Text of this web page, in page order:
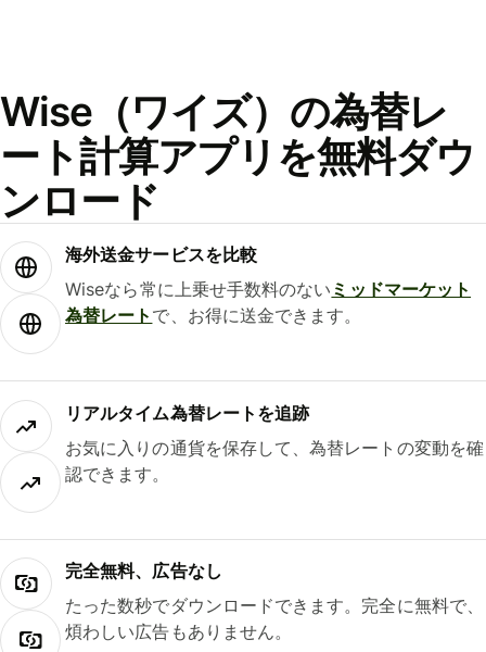
Wise（ワイズ）の為替レ
ート計算アプリを無料ダウ
ンロード
海外送金サービスを比較
Wiseなら常に上乗せ手数料のない ミッドマーケット
為替レート で、お得に送金できます。
リアルタイム為替レートを追跡
お気に入りの通貨を保存して、為替レートの変動を確
認できます。
完全無料、広告なし
たった数秒でダウンロードできます。完全に無料で、
煩わしい広告もありません。